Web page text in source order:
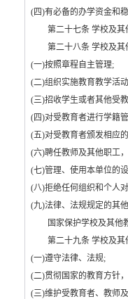
(四)有必备的办学资金和
第二十七条 学校及其他
第二十八条 学校及其
(一)按照章程自主管理;
(二)组织实施教育教学活动
(三)招收学生或者其他受
(四)对受教育者进行学籍
(五)对受教育者颁发相应
(六)聘任教师及其他职工
(七)管理、使用本单位的
(八)拒绝任何组织和个人
(九)法律、法规规定的其
国家保护学校及其他
第二十九条 学校及其
(一)遵守法律、法规;
(二)贯彻国家的教育方针
(三)维护受教育者、教师